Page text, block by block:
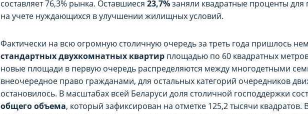
составляет 76,3% рынка. Оставшиеся 23,7%заняли квадратные проценты для
на учете нуждающихся в улучшении жилищных условий.
Фактически на всю огромную столичную очередь за треть года пришлось
стандартных двухкомнатных квартир площадью по 60 квадратных
новые площади в первую очередь распределяются между многодетными
внеочередное право гражданами, для остальных категорий очередников
остановилось. В масштабах всей Беларуси доля столичной господдержки
общего объема, который зафиксирован на отметке 125,2 тысячи квадратов.